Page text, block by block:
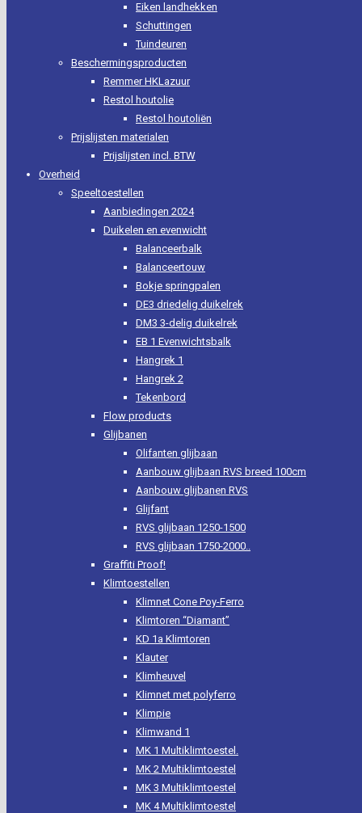
Eiken landhekken
Schuttingen
Tuindeuren
Beschermingsproducten
Remmer HKLazuur
Restol houtolie
Restol houtoliën
Prijslijsten materialen
Prijslijsten incl. BTW
Overheid
Speeltoestellen
Aanbiedingen 2024
Duikelen en evenwicht
Balanceerbalk
Balanceertouw
Bokje springpalen
DE3 driedelig duikelrek
DM3 3-delig duikelrek
EB 1 Evenwichtsbalk
Hangrek 1
Hangrek 2
Tekenbord
Flow products
Glijbanen
Olifanten glijbaan
Aanbouw glijbaan RVS breed 100cm
Aanbouw glijbanen RVS
Glijfant
RVS glijbaan 1250-1500
RVS glijbaan 1750-2000..
Graffiti Proof!
Klimtoestellen
Klimnet Cone Poy-Ferro
Klimtoren “Diamant”
KD 1a Klimtoren
Klauter
Klimheuvel
Klimnet met polyferro
Klimpie
Klimwand 1
MK 1 Multiklimtoestel.
MK 2 Multiklimtoestel
MK 3 Multiklimtoestel
MK 4 Multiklimtoestel